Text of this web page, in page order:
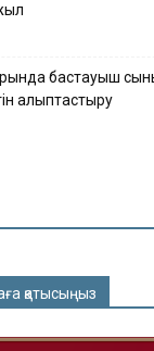
бастауыш
қалыптастыру
қатысыңыз